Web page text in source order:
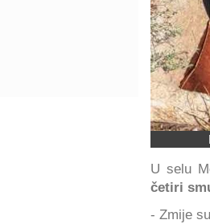
U selu
četiri
- Zmije